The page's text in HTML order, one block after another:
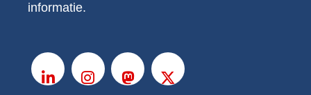
informatie.